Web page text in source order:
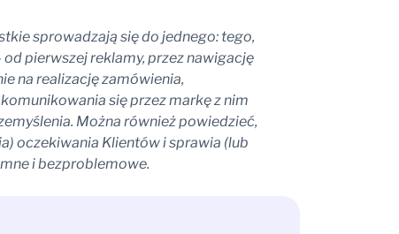
sprowadzają się do jednego: tego,
pierwszej reklamy, przez nawigację
na realizację zamówienia,
się przez markę z nim
Można również powiedzieć,
oczekiwania Klientów i sprawia (lub
i bezproblemowe.